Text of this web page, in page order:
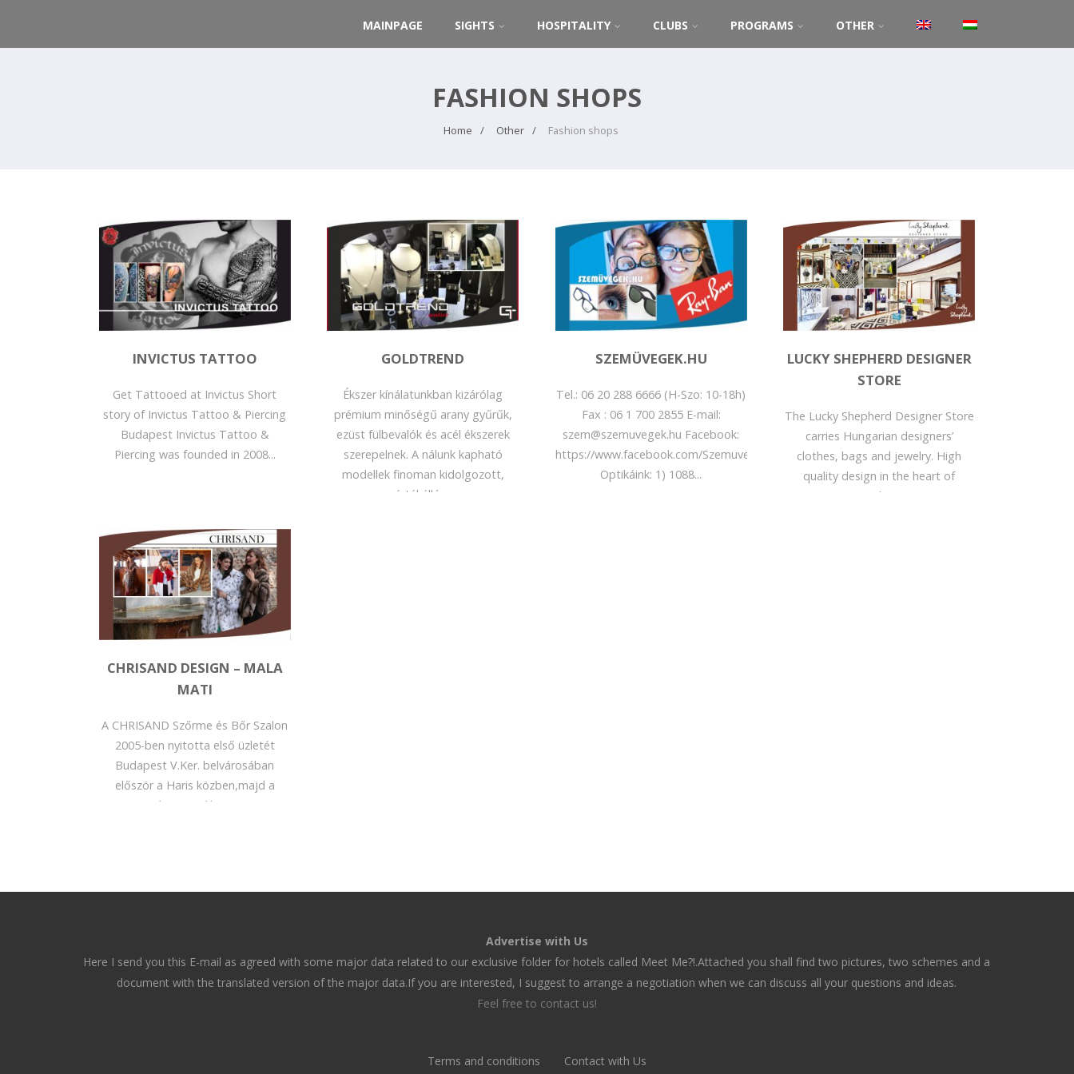
MAINPAGE SIGHTS HOSPITALITY CLUBS PROGRAMS OTHER
FASHION SHOPS
Home Other Fashion shops
INVICTUS TATTOO
Get Tattooed at Invictus Short
story of Invictus Tattoo & Piercing
Budapest Invictus Tattoo &
Piercing was founded in 2008...
GOLDTREND
Ékszer kínálatunkban kizárólag
prémium minőségű arany gyűrűk,
ezüst fülbevalók és acél ékszerek
szerepelnek. A nálunk kapható
modellek finoman kidolgozott,
értékálló,...
SZEMÜVEGEK.HU
Tel.: 06 20 288 6666 (H-Szo: 10-18h)
Fax : 06 1 700 2855 E-mail:
szem@szemuvegek.hu Facebook:
https://www.facebook.com/Szemuvegek.hu
Optikáink: 1) 1088...
LUCKY SHEPHERD DESIGNER
STORE
The Lucky Shepherd Designer Store
carries Hungarian designers’
clothes, bags and jewelry. High
quality design in the heart of
Buda,...
CHRISAND DESIGN – MALA
MATI
A CHRISAND Szőrme és Bőr Szalon
2005-ben nyitotta első üzletét
Budapest V.Ker. belvárosában
először a Haris közben,majd a
Pàrizsi utcàban....
Advertise with Us
Here I send you this E-mail as agreed with some major data related to our exclusive folder for hotels called Meet Me?!.Attached you shall find two pictures, two schemes and a
document with the translated version of the major data.If you are interested, I suggest to arrange a negotiation when we can discuss all your questions and ideas.
Feel free to contact us!
Terms and conditions Contact with Us